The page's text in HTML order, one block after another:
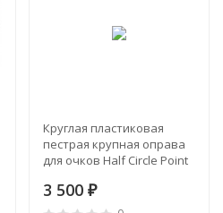
Круглая пластиковая
пестрая крупная оправа
для очков Half Circle Point
3 500 ₽